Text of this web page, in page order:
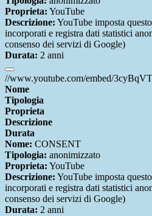
Proprieta: YouTube
Descrizione: YouTube imposta
incorporati e registra dati statistici
consenso dei servizi di Google)
Durata: 2 anni
//www.youtube.com/embed/
Nome
Tipologia
Proprieta
Descrizione
Durata
Nome: CONSENT
Tipologia: anonimizzato
Proprieta: YouTube
Descrizione: YouTube imposta
incorporati e registra dati statistici
consenso dei servizi di Google)
Durata: 2 anni